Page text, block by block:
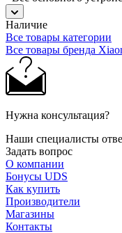
Наличие
Все товары категории
Все товары бренда
Нужна консультация?
Наши специалисты
Задать вопрос
О компании
Бонусы UDS
Как купить
Производители
Магазины
Контакты